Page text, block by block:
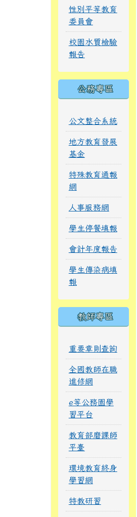
性別平等教育
委員會
校園水質檢驗
報告
公務專區
公文整合系統
地方教育發展
基金
特殊教育通報
網
人事服務網
學生停餐填報
會計年度報告
學生傳染病填
報
教師專區
重要章則查詢
全國教師在職
進修網
e等公務園學
習平台
教育部磨課師
平臺
環境教育終身
學習網
特教研習